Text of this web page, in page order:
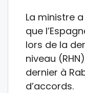
La ministre
que
lors de la
niveau
dernier à
d’accords.